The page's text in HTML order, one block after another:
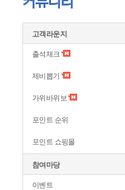
고객라운지
출석체크
제비뽑기
가위바위보
포인트 순위
포인트 쇼핑몰
참여마당
이벤트